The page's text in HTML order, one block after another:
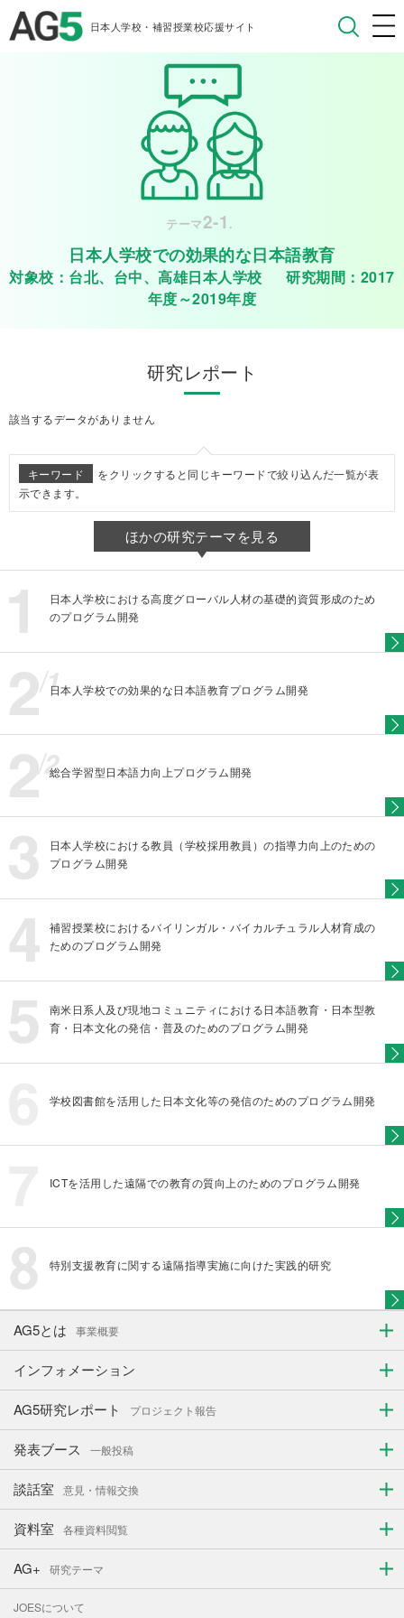
日本人学校・補習授業校応援サイト
テーマ2-1 .
日本人学校での効果的な日本語教育
対象校：台北、台中、高雄日本人学校 研究期間：2017
年度～2019年度
研究レポート
該当するデータがありません
キーワード
をクリックすると同じキーワードで絞り込んだ一覧が表
示できます。
ほかの研究テーマを見る
日本人学校における高度グローバル人材の基礎的資質形成のため
のプログラム開発
日本人学校での効果的な日本語教育プログラム開発
総合学習型日本語力向上プログラム開発
日本人学校における教員（学校採用教員）の指導力向上のための
プログラム開発
補習授業校におけるバイリンガル・バイカルチュラル人材育成の
ためのプログラム開発
南米日系人及び現地コミュニティにおける日本語教育・日本型教
育・日本文化の発信・普及のためのプログラム開発
学校図書館を活用した日本文化等の発信のためのプログラム開発
ICTを活用した遠隔での教育の質向上のためのプログラム開発
特別支援教育に関する遠隔指導実施に向けた実践的研究
AG5とは 事業概要
インフォメーション
AG5研究レポート プロジェクト報告
発表ブース 一般投稿
談話室 意見・情報交換
資料室 各種資料閲覧
AG+ 研究テーマ
JOESについて